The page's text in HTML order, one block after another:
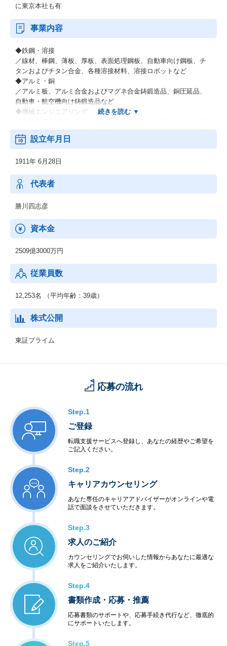
に東京本社も有
事業内容
◆鉄鋼・溶接
／線材、棒鋼、薄板、厚板、表面処理鋼板、自動車向け鋼板、チ
タンおよびチタン合金、各種溶接材料、溶接ロボットなど
◆アルミ・銅
／アルミ板、アルミ合金およびマグネ合金鋳鍛造品、銅圧延品、
自動車・航空機向け鋳鍛造品など
◆機械エンジニアリング
子力関連機器、環境プラントなどの各種エンジニアリング業など
◆電力（電力卸供給事業）
／新鉄源ビジネス、液晶用ターゲット材料、超伝導磁石・線材な
ど
設立年月日
1911年 6月28日
代表者
勝川四志彦
資本金
2509億3000万円
従業員数
12,253名 （平均年齢：39歳）
株式公開
東証プライム
応募の流れ
Step.1
ご登録
転職支援サービスへ登録し、あなたの経歴やご希望を
ご記入ください。
Step.2
キャリアカウンセリング
あなた専任のキャリアアドバイザーがオンラインや電
話で面談をさせていただきます。
Step.3
求人のご紹介
カウンセリングでお伺いした情報からあなたに最適な
求人をご紹介いたします。
Step.4
書類作成・応募・推薦
応募書類のサポートや、応募手続き代行など、徹底的
にサポートいたします。
Step.5